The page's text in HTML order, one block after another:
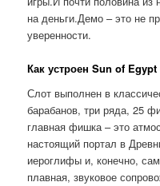
на деньги.Демо – это не
уверенности.
Как устроен Sun of
Слот выполнен в
барабанов, три ряда, 25
главная фишка – это
настоящий портал в
иероглифы и, конечно,
плавная, звуковое